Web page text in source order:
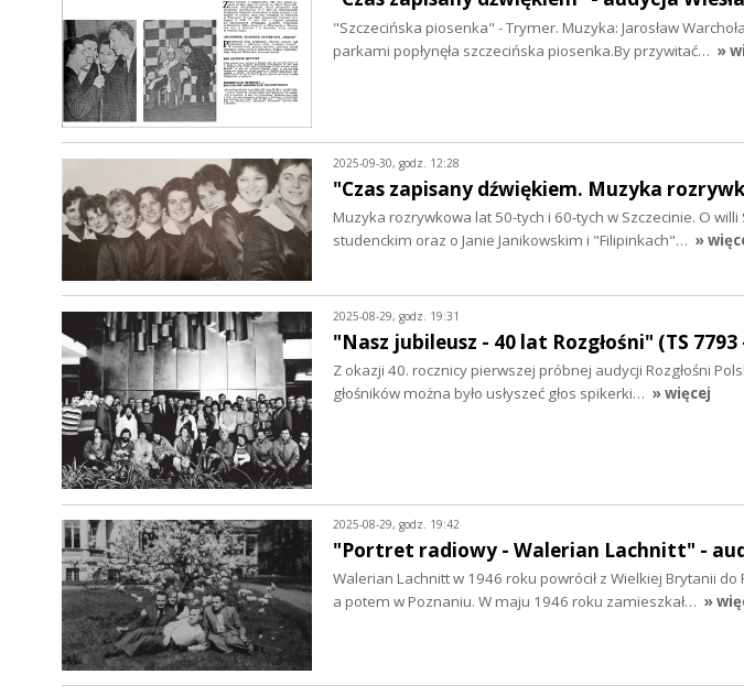
"Szczecińska piosenka" - Trymer. Muzyka: Jarosław
parkami popłynęła szczecińska piosenka.By przywitać… »
2025-09-30, godz. 12:28
"Czas zapisany dźwiękiem. Muzyka
Muzyka rozrywkowa lat 50-tych i 60-tych w Szczecinie. O
studenckim oraz o Janie Janikowskim i "Filipinkach"… »
2025-08-29, godz. 19:31
"Nasz jubileusz - 40 lat Rozgłośni" (TS 7793
Z okazji 40. rocznicy pierwszej próbnej audycji Rozgłośni
głośników można było usłyszeć głos spikerki… » więcej
2025-08-29, godz. 19:42
"Portret radiowy - Walerian Lachnitt" -
Walerian Lachnitt w 1946 roku powrócił z Wielkiej Brytanii
a potem w Poznaniu. W maju 1946 roku zamieszkał… »